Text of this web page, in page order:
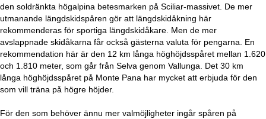
a
den soldränkta högalpina betesmarken på Sciliar-massivet. De mer
utmanande längdskidspåren gör att längdskidåkning här
rekommenderas för sportiga längdskidåkare. Men de mer
avslappnade skidåkarna får också gästerna valuta för pengarna. En
rekommendation här är den 12 km långa höghöjdsspåret mellan 1.620
och 1.810 meter, som går från Selva genom Vallunga. Det 30 km
långa höghöjdsspåret på Monte Pana har mycket att erbjuda för den
som vill träna på högre höjder.
För den som behöver ännu mer valmöjligheter ingår spåren på